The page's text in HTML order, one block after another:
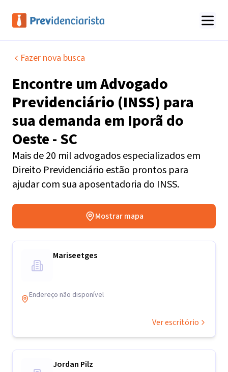
Fazer nova busca
Encontre umAdvogado
Previdenciário (INSS) para
sua demanda em Iporã do
Oeste - SC
Mais de 20 mil advogados especializados em
Direito Previdenciário estão prontos para
ajudar com sua aposentadoria do INSS.
Mostrar mapa
Mariseetges
Endereço não disponível
Ver escritório
Jordan Pilz